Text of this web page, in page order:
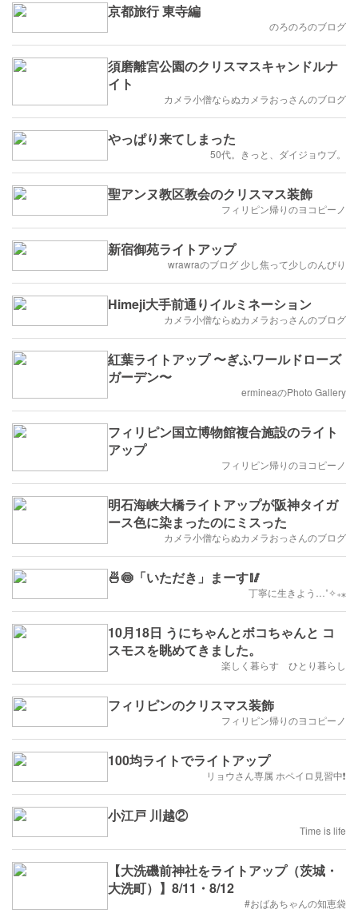
京都旅行 東寺編
のろのろのブログ
須磨離宮公園のクリスマスキャンドルナ
イト
カメラ小僧ならぬカメラおっさんのブログ
やっぱり来てしまった
50代。きっと、ダイジョウブ。
聖アンヌ教区教会のクリスマス装飾
フィリピン帰りのヨコピーノ
新宿御苑ライトアップ
wrawraのブログ 少し焦って少しのんびり
Himeji大手前通りイルミネーション
カメラ小僧ならぬカメラおっさんのブログ
紅葉ライトアップ 〜ぎふワールドローズ
ガーデン〜
ermineaのPhoto Gallery
フィリピン国立博物館複合施設のライト
アップ
フィリピン帰りのヨコピーノ
明石海峡大橋ライトアップが阪神タイガ
ース色に染まったのにミスった
カメラ小僧ならぬカメラおっさんのブログ
🍜🍥「いただき」まーす🥢
丁寧に生きよう…˚✧₊⁎
10月18日 うにちゃんとボコちゃんと コ
スモスを眺めてきました。
楽しく暮らす ひとり暮らし
フィリピンのクリスマス装飾
フィリピン帰りのヨコピーノ
100均ライトでライトアップ
リョウさん専属 ホペイロ見習中❗
小江戸 川越②
Time is life
【大洗磯前神社をライトアップ（茨城・
大洗町）】8/11・8/12
#おばあちゃんの知恵袋